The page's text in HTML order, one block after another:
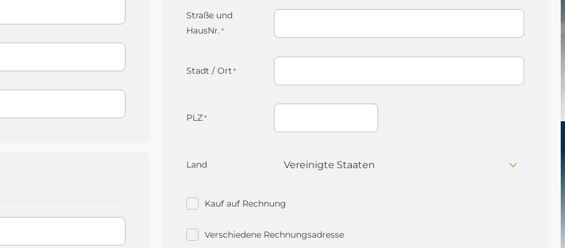
Straße und
HausNr.
Stadt / Ort
PLZ
Land
Kauf auf Rechnung
Verschiedene Rechnungsadresse